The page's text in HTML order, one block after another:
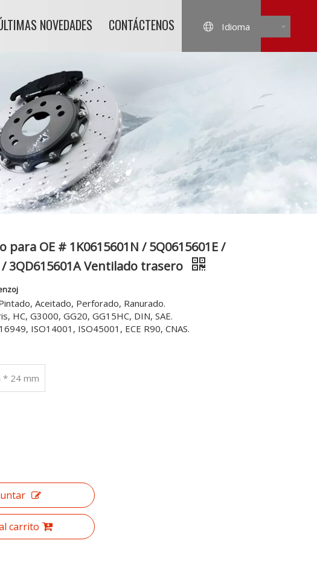
NOVEDADES CONTÁCTENOS Idioma
para OE # 1K0615601N / 5Q0615601E /
/ 3QD615601A Ventilado trasero
Aceitado, Perforado, Ranurado.
HC, G3000, GG20, GG15HC, DIN, SAE.
ISO14001, ISO45001, ECE R90, CNAS.
* 24 mm
carrito